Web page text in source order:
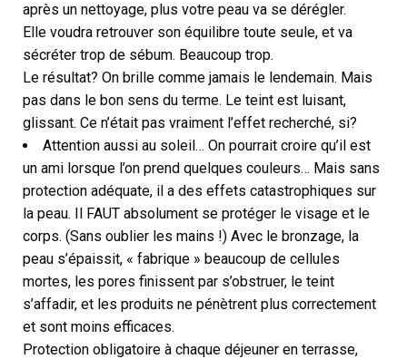
après un nettoyage, plus votre peau va se dérégler.
Elle voudra retrouver son équilibre toute seule, et va
sécréter trop de sébum. Beaucoup trop.
Le résultat? On brille comme jamais le lendemain. Mais
pas dans le bon sens du terme. Le teint est luisant,
glissant. Ce n’était pas vraiment l’effet recherché, si?
Attention aussi au soleil… On pourrait croire qu’il est
un ami lorsque l’on prend quelques couleurs… Mais sans
protection adéquate, il a des effets catastrophiques sur
la peau. Il FAUT absolument se protéger le visage et le
corps. (Sans oublier les mains !) Avec le bronzage, la
peau s’épaissit, « fabrique » beaucoup de cellules
mortes, les pores finissent par s’obstruer, le teint
s’affadir, et les produits ne pénètrent plus correctement
et sont moins efficaces.
Protection obligatoire à chaque déjeuner en terrasse,